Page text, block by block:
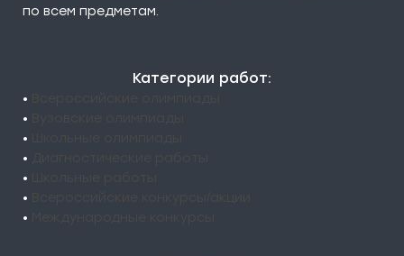
по всем предметам.
Категории работ:
•
•
•
•
•
•
•